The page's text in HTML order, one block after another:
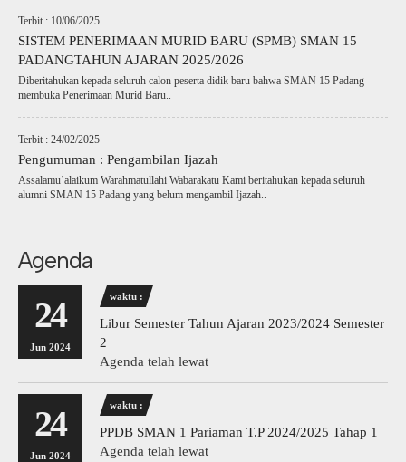
Terbit : 10/06/2025
SISTEM PENERIMAAN MURID BARU (SPMB) SMAN 15
PADANGTAHUN AJARAN 2025/2026
Diberitahukan kepada seluruh calon peserta didik baru bahwa SMAN 15 Padang
membuka Penerimaan Murid Baru..
Terbit : 24/02/2025
Pengumuman : Pengambilan Ijazah
Assalamu’alaikum Warahmatullahi Wabarakatu Kami beritahukan kepada seluruh
alumni SMAN 15 Padang yang belum mengambil Ijazah..
Agenda
24
Jun 2024
waktu :
Libur Semester Tahun Ajaran 2023/2024 Semester
2
Agenda telah lewat
24
Jun 2024
waktu :
PPDB SMAN 1 Pariaman T.P 2024/2025 Tahap 1
Agenda telah lewat